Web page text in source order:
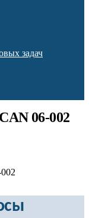
задач
06-002